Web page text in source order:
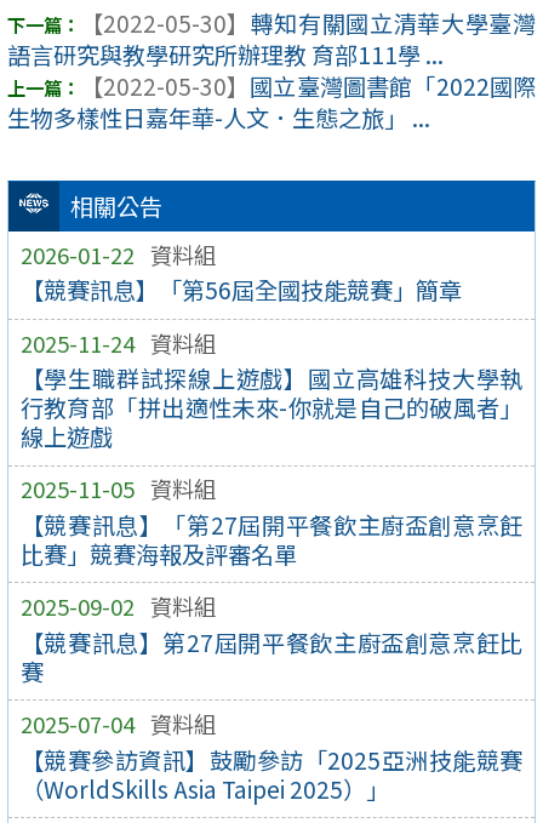
相關公告
2026-01-22 資料組
【競賽訊息】「第56屆全國技能競賽」簡章
2025-11-24 資料組
【學生職群試探線上遊戲】國立高雄科技大學執
行教育部「拼出適性未來-你就是自己的破風者」
線上遊戲
2025-11-05 資料組
【競賽訊息】「第27屆開平餐飲主廚盃創意烹飪
比賽」競賽海報及評審名單
2025-09-02 資料組
【競賽訊息】第27屆開平餐飲主廚盃創意烹飪比
賽
2025-07-04 資料組
【競賽參訪資訊】鼓勵參訪「2025亞洲技能競賽
（WorldSkills Asia Taipei 2025）」
【2022-05-30】 轉知有關國立清華大學臺灣
語言研究與教學研究所辦理教 育部111學 ...
【2022-05-30】 國立臺灣圖書館「2022國際
生物多樣性日嘉年華-人文．生態之旅」 ...